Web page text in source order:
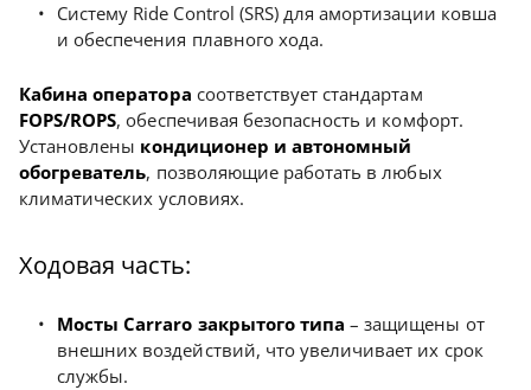
Систему Ride Control (SRS) для амортизации ковша
и обеспечения плавного хода.
Кабина оператора соответствует стандартам
FOPS/ROPS, обеспечивая безопасность и комфорт.
Установлены кондиционер и автономный
обогреватель, позволяющие работать в любых
климатических условиях.
Ходовая часть:
Мосты Carraro закрытого типа – защищены от
внешних воздействий, что увеличивает их срок
службы.